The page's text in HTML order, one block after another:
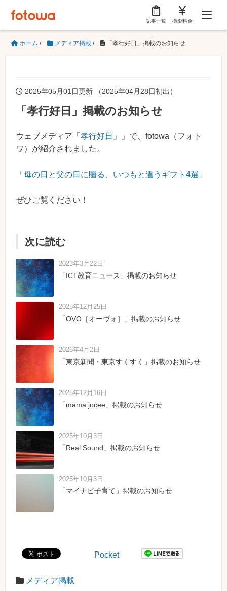
記事一覧 撮影料金
ホーム / メディア掲載 / 「孝行好日」掲載のお知らせ
2025年05月01日更新 （2025年04月28日初出）
「孝行好日」掲載のお知らせ
ウェブメディア「 孝行好日」
」で、fotowa（フォト
ワ）が紹介されました。
「母の日と父の日に贈る、いつもと違うギフト4選」
ぜひご覧ください！
次に読む
2023年3月22日
「ICT教育ニュース」掲載のお知らせ
2025年12月25日
「OVO［オーヴォ］」掲載のお知らせ
2026年4月2日
「東京新聞・東京すくすく」掲載のお知らせ
2025年12月16日
「mama jocee」掲載のお知らせ
2025年10月3日
「Real Sound」掲載のお知らせ
2025年10月3日
「マイナビ子育て」掲載のお知らせ
Pocket
メディア掲載